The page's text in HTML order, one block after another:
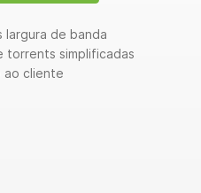
largura de banda
torrents simplificadas
ao cliente